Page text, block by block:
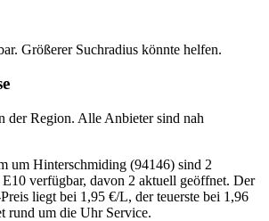
Größerer Suchradius könnte helfen.
der Region. Alle Anbieter sind nah
um Hinterschmiding (94146) sind 2
verfügbar, davon 2 aktuell geöffnet. Der
liegt bei 1,95 €/L, der teuerste bei 1,96
rund um die Uhr Service.